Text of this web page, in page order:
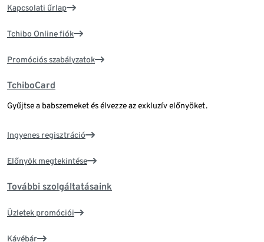
Kapcsolati űrlap
Tchibo Online fiók
Promóciós szabályzatok
TchiboCard
Gyűjtse a babszemeket és élvezze az exkluzív előnyöket.
Ingyenes regisztráció
Előnyök megtekintése
További szolgáltatásaink
Üzletek promóciói
Kávébár